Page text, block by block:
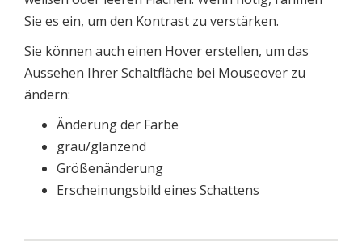
Sie es ein, um den Kontrast zu verstärken.
Sie können auch einen Hover erstellen, um das
Aussehen Ihrer Schaltfläche bei Mouseover zu
ändern:
Änderung der Farbe
grau/glänzend
Größenänderung
Erscheinungsbild eines Schattens